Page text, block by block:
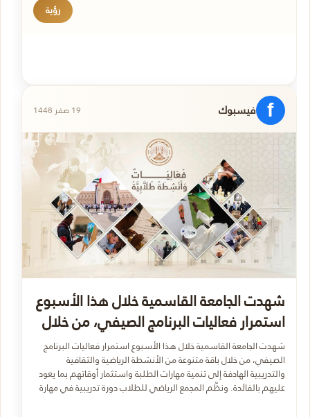
رؤية
f فيسبوك 19 صفر 1448
شهدت الجامعة القاسمية خلال هذا الأسبوع
استمرار فعاليات البرنامج الصيفي، من خلال
شهدت الجامعة القاسمية خلال هذا الأسبوع استمرار فعاليات البرنامج
الصيفي، من خلال باقة متنوعة من الأنشطة الرياضية والثقافية
والتدريبية الهادفة إلى تنمية مهارات الطلبة واستثمار أوقاتهم بما يعود
عليهم بالفائدة. ونظّم المجمع الرياضي للطلاب دورة تدريبية في مهارة